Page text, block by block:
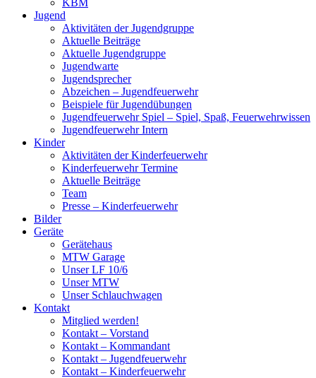
KBM
Jugend
Aktivitäten der Jugendgruppe
Aktuelle Beiträge
Aktuelle Jugendgruppe
Jugendwarte
Jugendsprecher
Abzeichen – Jugendfeuerwehr
Beispiele für Jugendübungen
Jugendfeuerwehr Spiel – Spiel, Spaß, Feuerwehrwissen
Jugendfeuerwehr Intern
Kinder
Aktivitäten der Kinderfeuerwehr
Kinderfeuerwehr Termine
Aktuelle Beiträge
Team
Presse – Kinderfeuerwehr
Bilder
Geräte
Gerätehaus
MTW Garage
Unser LF 10/6
Unser MTW
Unser Schlauchwagen
Kontakt
Mitglied werden!
Kontakt – Vorstand
Kontakt – Kommandant
Kontakt – Jugendfeuerwehr
Kontakt – Kinderfeuerwehr